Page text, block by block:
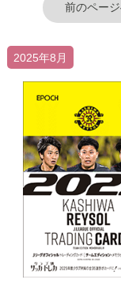
前のペー
2025年8月